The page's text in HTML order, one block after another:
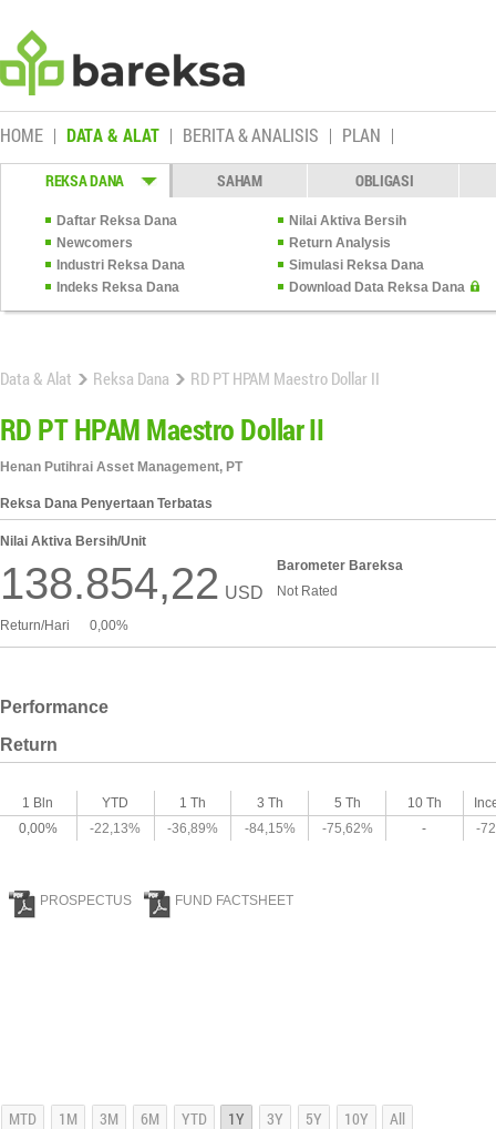
HOME DATA & ALAT BERITA & ANALISIS PLAN
REKSA DANA SAHAM OBLIGASI
Daftar Reksa Dana
Nilai Aktiva Bersih
Newcomers
Return Analysis
Industri Reksa Dana
Simulasi Reksa Dana
Indeks Reksa Dana
Download Data Reksa Dana
Data & Alat Reksa Dana RD PT HPAM Maestro Dollar II
RD PT HPAM Maestro Dollar II
Henan Putihrai Asset Management, PT
Reksa Dana Penyertaan Terbatas
Nilai Aktiva Bersih/Unit
138.854,22 USD
Barometer Bareksa
Not Rated
Return/Hari 0,00%
Performance
Return
1 Bln YTD 1 Th 3 Th 5 Th 10 Th
0,00%
-22,13% -36,89% -84,15% -75,62% - -
PROSPECTUS FUND FACTSHEET